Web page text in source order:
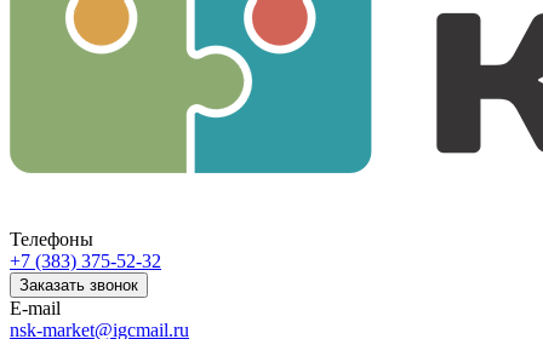
Телефоны
+7 (383) 375-52-32
Заказать звонок
E-mail
nsk-market@igcmail.ru